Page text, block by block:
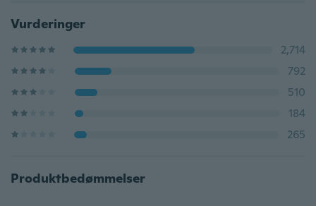
Vurderinger
2,714
792
510
184
265
Produktbedømmelser